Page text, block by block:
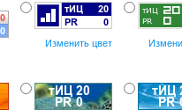
Изменить цвет